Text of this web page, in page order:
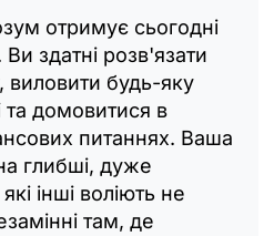
отримує сьогодні
здатні розв'язати
будь-яку
та домовитися в
питаннях. Ваша
глибші, дуже
інші воліють не
там, де